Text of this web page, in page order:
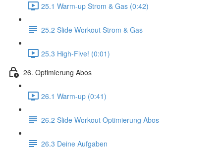
25.1 Warm-up Strom & Gas (0:42)
25.2 Slide Workout Strom & Gas
25.3 High-Five! (0:01)
26. Optimierung Abos
26.1 Warm-up (0:41)
26.2 Slide Workout Optimierung Abos
26.3 Deine Aufgaben